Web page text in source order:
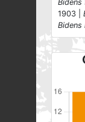
Bidens
1903 |
Bidens